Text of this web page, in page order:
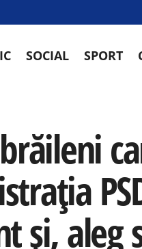
SOCIAL SPORT
și, aleg